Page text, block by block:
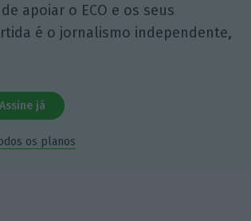
apoiar o ECO e os seus
é o jornalismo independente,
Assine já
os planos